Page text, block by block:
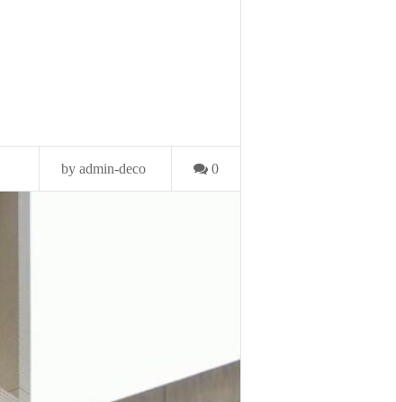
by admin-deco 0